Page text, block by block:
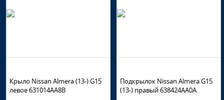
Крыло Nissan Almera (13-) G15
левое 631014AA8B
Подкрылок Nissan Almera G15
(13-) правый 638424AA0A